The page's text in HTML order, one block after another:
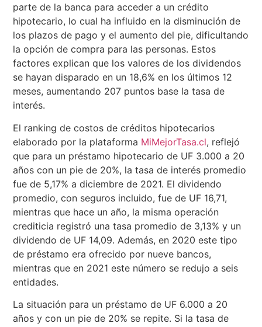
parte de la banca para acceder a un crédito
hipotecario, lo cual ha influido en la disminución de
los plazos de pago y el aumento del pie, dificultando
la opción de compra para las personas. Estos
factores explican que los valores de los dividendos
se hayan disparado en un 18,6% en los últimos 12
meses, aumentando 207 puntos base la tasa de
interés.
El ranking de costos de créditos hipotecarios
elaborado por la plataforma MiMejorTasa.cl, reflejó
que para un préstamo hipotecario de UF 3.000 a 20
años con un pie de 20%, la tasa de interés promedio
fue de 5,17% a diciembre de 2021. El dividendo
promedio, con seguros incluido, fue de UF 16,71,
mientras que hace un año, la misma operación
crediticia registró una tasa promedio de 3,13% y un
dividendo de UF 14,09. Además, en 2020 este tipo
de préstamo era ofrecido por nueve bancos,
mientras que en 2021 este número se redujo a seis
entidades.
La situación para un préstamo de UF 6.000 a 20
años y con un pie de 20% se repite. Si la tasa de